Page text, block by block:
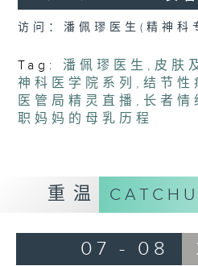
minutes,
seconds
访问：潘佩璆医生(精神科
Tag: 潘佩璆医生 ,皮肤
神科医学院系列 ,结节性
医管局精灵直播 , 长者情
职妈妈的母乳历程
重温
07 - 08